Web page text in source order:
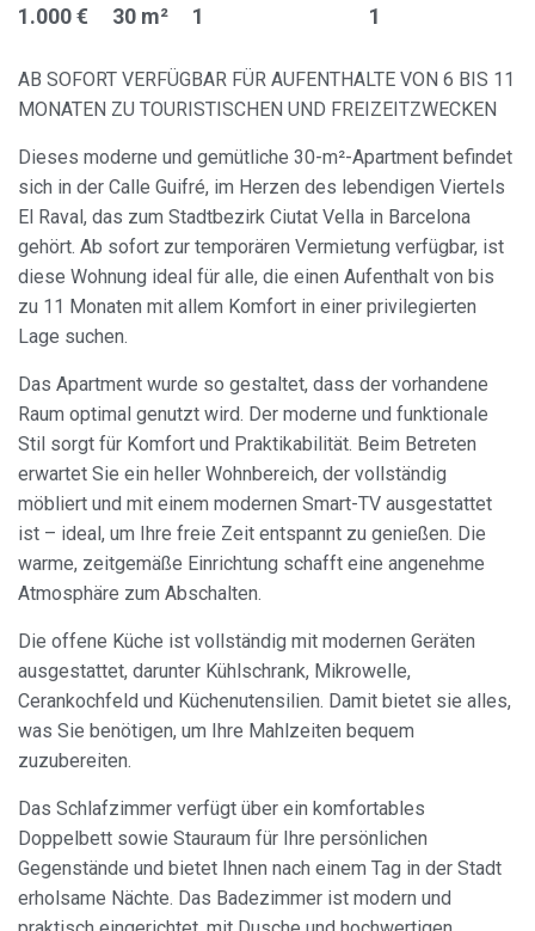
1.000 € 30 m² 1 1
AB SOFORT VERFÜGBAR FÜR AUFENTHALTE VON 6 BIS 11
MONATEN ZU TOURISTISCHEN UND FREIZEITZWECKEN
Dieses moderne und gemütliche 30-m²-Apartment befindet
sich in der Calle Guifré, im Herzen des lebendigen Viertels
El Raval, das zum Stadtbezirk Ciutat Vella in Barcelona
gehört. Ab sofort zur temporären Vermietung verfügbar, ist
diese Wohnung ideal für alle, die einen Aufenthalt von bis
zu 11 Monaten mit allem Komfort in einer privilegierten
Lage suchen.
Das Apartment wurde so gestaltet, dass der vorhandene
Raum optimal genutzt wird. Der moderne und funktionale
Stil sorgt für Komfort und Praktikabilität. Beim Betreten
erwartet Sie ein heller Wohnbereich, der vollständig
möbliert und mit einem modernen Smart-TV ausgestattet
ist – ideal, um Ihre freie Zeit entspannt zu genießen. Die
warme, zeitgemäße Einrichtung schafft eine angenehme
Atmosphäre zum Abschalten.
Die offene Küche ist vollständig mit modernen Geräten
ausgestattet, darunter Kühlschrank, Mikrowelle,
Cerankochfeld und Küchenutensilien. Damit bietet sie alles,
was Sie benötigen, um Ihre Mahlzeiten bequem
zuzubereiten.
Das Schlafzimmer verfügt über ein komfortables
Doppelbett sowie Stauraum für Ihre persönlichen
Gegenstände und bietet Ihnen nach einem Tag in der Stadt
erholsame Nächte. Das Badezimmer ist modern und
Cookies ändern